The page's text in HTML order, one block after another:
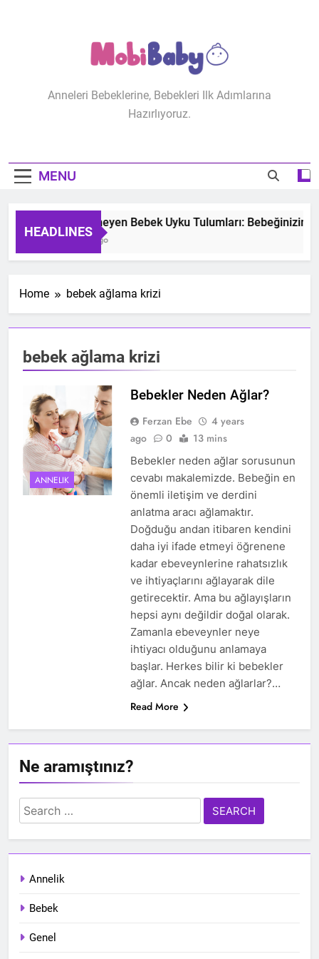
MobiBaby
Anneleri Bebeklerine, Bebekleri Ilk Adımlarına
Hazırlıyoruz.
MENU
HEADLINES
Terletmeyen Bebek Uyku Tulumları: Bebeğinizin
2 Years Ago
Home bebek ağlama krizi
bebek ağlama krizi
ANNELIK
Bebekler Neden Ağlar?
Ferzan Ebe
4 years
ago
0 13 mins
Bebekler neden ağlar sorusunun
cevabı makalemizde. Bebeğin en
önemli iletişim ve derdini
anlatma aracı ağlamaktır.
Doğduğu andan itibaren kendini
daha iyi ifade etmeyi öğrenene
kadar ebeveynlerine rahatsızlık
ve ihtiyaçlarını ağlayarak dile
getirecektir. Ama bu ağlayışların
hepsi aynı değildir doğal olarak.
Zamanla ebeveynler neye
ihtiyacı olduğunu anlamaya
başlar. Herkes bilir ki bebekler
ağlar. Ancak neden ağlarlar?…
Read More
Ne aramıştınız?
Search
for:
Annelik
Bebek
Genel